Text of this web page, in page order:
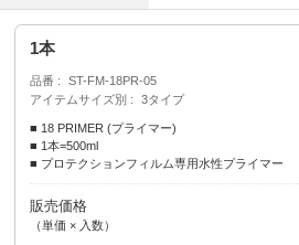
1本
品番
ST-FM-18PR-05
アイテムサイズ別
3タイプ
■ 18 PRIMER (プライマー)
■ 1本=500ml
■ プロテクションフィルム専用水性プライマー
販売価格
（単価 × 入数）